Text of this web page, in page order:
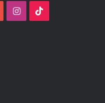
Instagram